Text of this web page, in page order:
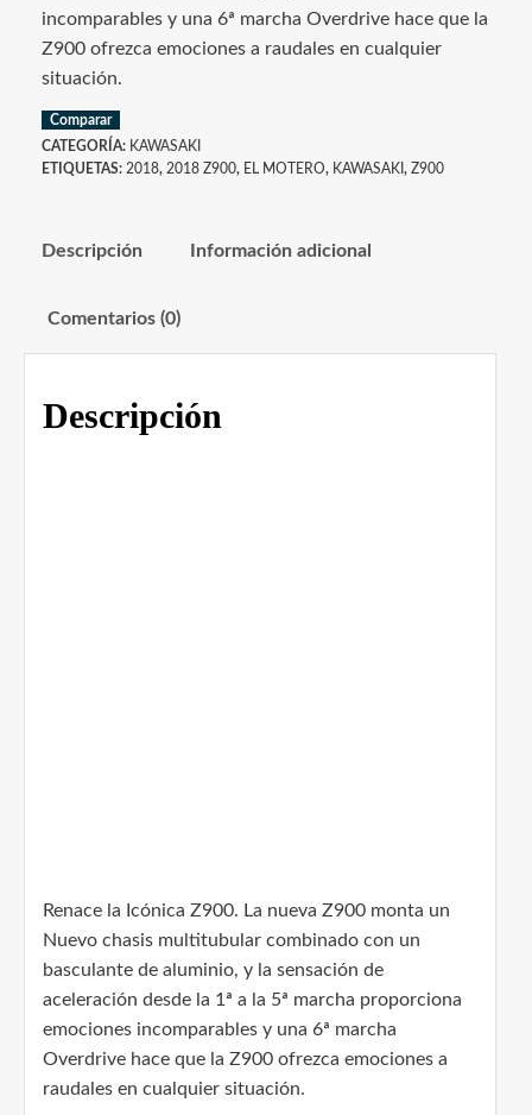
incomparables y una 6ª marcha Overdrive hace que la
Z900 ofrezca emociones a raudales en cualquier
situación.
Comparar
CATEGORÍA: KAWASAKI
ETIQUETAS: 2018, 2018 Z900, EL MOTERO, KAWASAKI , Z900
Descripción Información adicional
Comentarios (0)
Descripción
Renace la Icónica Z900. La nueva Z900 monta un
Nuevo chasis multitubular combinado con un
basculante de aluminio, y la sensación de
aceleración desde la 1ª a la 5ª marcha proporciona
emociones incomparables y una 6ª marcha
Overdrive hace que la Z900 ofrezca emociones a
raudales en cualquier situación.